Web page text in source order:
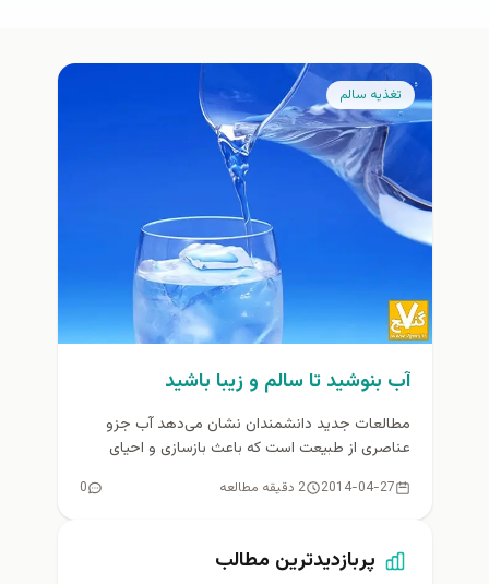
تغذيه سالم
آب بنوشيد تا سالم و زيبا باشيد
مطالعات جدید دانشمندان نشان می‌دهد آب جزو
عناصری از طبیعت است که باعث بازسازی و احیای
2014-04-27 2 دقیقه مطالعه 0
پربازدیدترین مطالب